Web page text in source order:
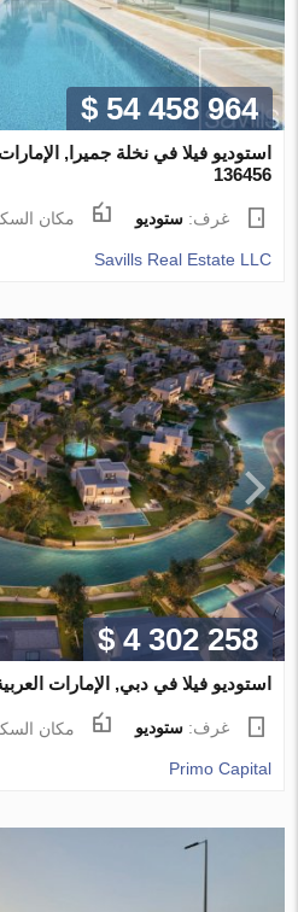
$ 54 458 964
استوديو فيلا في نخلة جميرا,
136456
غرف:ستوديو مكان
Savills Real Estate LLC
$ 4 302 258
استوديو فيلا في دبي, الإمارات العربية
غرف:ستوديو مكان
Primo Capital